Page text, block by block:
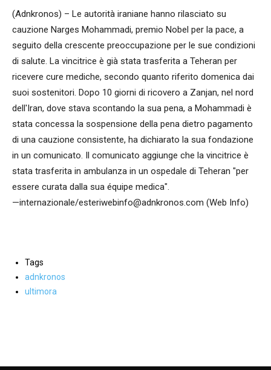
(Adnkronos) – Le autorità iraniane hanno rilasciato su
cauzione Narges Mohammadi, premio Nobel per la pace, a
seguito della crescente preoccupazione per le sue condizioni
di salute. La vincitrice è già stata trasferita a Teheran per
ricevere cure mediche, secondo quanto riferito domenica dai
suoi sostenitori. Dopo 10 giorni di ricovero a Zanjan, nel nord
dell'Iran, dove stava scontando la sua pena, a Mohammadi è
stata concessa la sospensione della pena dietro pagamento
di una cauzione consistente, ha dichiarato la sua fondazione
in un comunicato. Il comunicato aggiunge che la vincitrice è
stata trasferita in ambulanza in un ospedale di Teheran "per
essere curata dalla sua équipe medica".
—internazionale/esteriwebinfo@adnkronos.com (Web Info)
Tags
adnkronos
ultimora